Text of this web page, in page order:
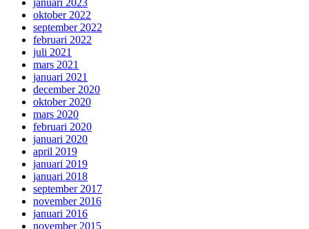
oktober 2022
september 2022
februari 2022
juli 2021
mars 2021
januari 2021
december 2020
oktober 2020
mars 2020
februari 2020
januari 2020
april 2019
januari 2019
januari 2018
september 2017
november 2016
januari 2016
november 2015